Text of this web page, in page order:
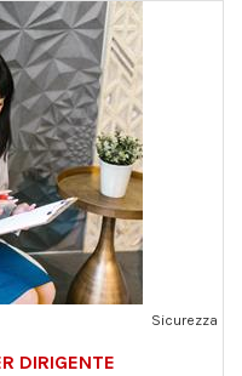
Sicurezza
DIRIGENTE